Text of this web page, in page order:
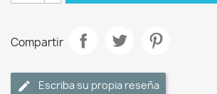
Compartir
Escriba su propia reseña